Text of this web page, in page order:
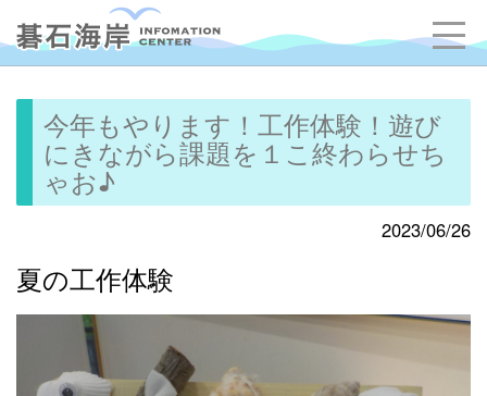
今年もやります！工作体験！遊び
にきながら課題を１こ終わらせち
ゃお♪
2023/06/26
夏の工作体験